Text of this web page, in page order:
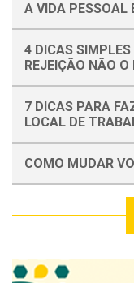
A VIDA PESSOAL
4 DICAS
REJEIÇÃO NÃO O
7 DICAS PARA
LOCAL DE
COMO MUDAR